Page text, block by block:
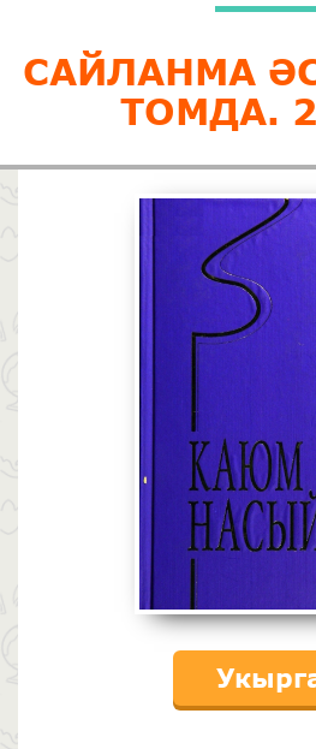
САЙЛАНМА
ТОМДА.